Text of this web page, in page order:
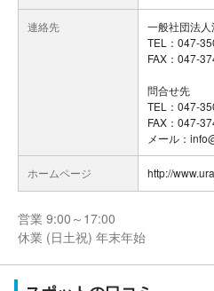
連絡先
一般社団法
TEL：047-
FAX：047-
問合せ先
TEL：047-
FAX：047-
メール：
ホームページ http://
営業 9:00～17:00
休業 (日土祝) 年末年始